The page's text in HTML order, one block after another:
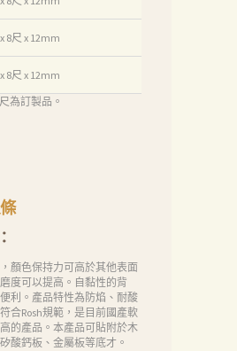
8尺 x 12mm
8尺 x 12mm
為訂製品。
顏色保持力可高於其他表面
度可以提高。自黏性的背
利。產品特性為防焰、耐酸
合Rosh規範，是目前國產軟
的產品。本產品可貼附於木
酸鈣板、金屬板等底才。